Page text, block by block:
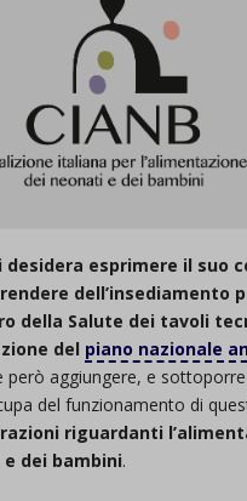
desidera esprimere il suo
dell’insediamento
della Salute dei tavoli
del piano nazionale
però aggiungere, e sottoporre
del funzionamento di
riguardanti
dei bambini.